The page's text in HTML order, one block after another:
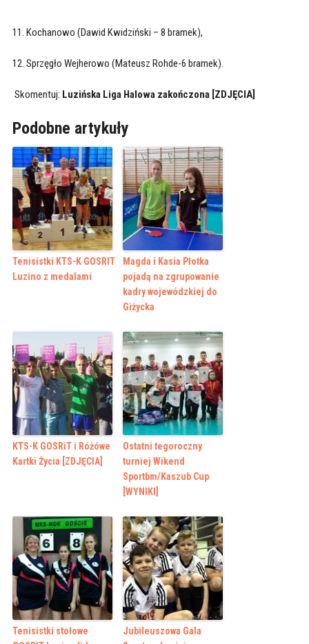
11. Kochanowo (Dawid Kwidziński – 8 bramek),
12. Sprzęgło Wejherowo (Mateusz Rohde-6 bramek).
Skomentuj: Luzińska Liga Halowa zakończona [ZDJĘCIA]
Podobne artykuły
Tenisistki KTS-K GOSRIT
Luzino z medalami
Magda i Kasia Płotka
pojadą na zgrupowanie
kadry wojewódzkiej do
Giżycka
KTS-K GOSRiT i Różówe
Kartki Życia [ZDJĘCIA]
Ostatni tegoroczny
turniej Wikend
Sportbm/Kaszub Cup
[WYNIKI]
Tenisistki stołowe
Jubileuszowa Gala